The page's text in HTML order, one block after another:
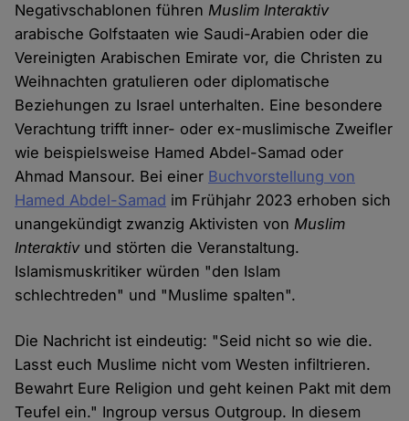
Negativschablonen führenMuslim Interaktiv
arabische Golfstaaten wie Saudi-Arabien oder die
Vereinigten Arabischen Emirate vor, die Christen zu
Weihnachten gratulieren oder diplomatische
Beziehungen zu Israel unterhalten. Eine besondere
Verachtung trifft inner- oder ex-muslimische Zweifler
wie beispielsweise Hamed Abdel-Samad oder
Ahmad Mansour. Bei einer Buchvorstellung von
Hamed Abdel-Samad im Frühjahr 2023 erhoben sich
unangekündigt zwanzig Aktivisten vonMuslim
Interaktivund störten die Veranstaltung.
Islamismuskritiker würden "den Islam
schlechtreden" und "Muslime spalten".
Die Nachricht ist eindeutig: "Seid nicht so wie die.
Lasst euch Muslime nicht vom Westen infiltrieren.
Bewahrt Eure Religion und geht keinen Pakt mit dem
Teufel ein." Ingroup versus Outgroup. In diesem